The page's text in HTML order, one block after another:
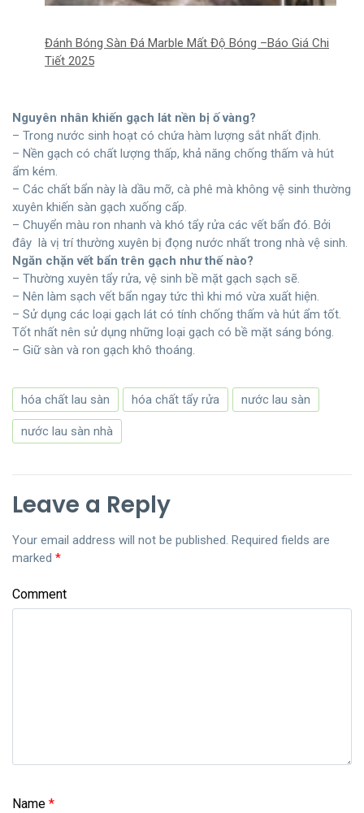
Đánh Bóng Sàn Đá Marble Mất Độ Bóng –Báo Giá Chi
Tiết 2025
Nguyên nhân khiến gạch lát nền bị ố vàng?
– Trong nước sinh hoạt có chứa hàm lượng sắt nhất định.
– Nền gạch có chất lượng thấp, khả năng chống thấm và hút
ẩm kém.
– Các chất bẩn này là dầu mỡ, cà phê mà không vệ sinh thường
xuyên khiến sàn gạch xuống cấp.
– Chuyển màu ron nhanh và khó tẩy rửa các vết bẩn đó. Bởi
đây là vị trí thường xuyên bị đọng nước nhất trong nhà vệ sinh.
Ngăn chặn vết bẩn trên gạch như thế nào?
– Thường xuyên tẩy rửa, vệ sinh bề mặt gạch sạch sẽ.
– Nên làm sạch vết bẩn ngay tức thì khi mó vừa xuất hiện.
– Sử dụng các loại gạch lát có tính chống thấm và hút ẩm tốt.
Tốt nhất nên sử dụng những loại gạch có bề mặt sáng bóng.
– Giữ sàn và ron gạch khô thoáng.
hóa chất lau sàn hóa chất tẩy rửa nước lau sàn
nước lau sàn nhà
Leave a Reply
Your email address will not be published. Required fields are
marked *
Comment
Name *